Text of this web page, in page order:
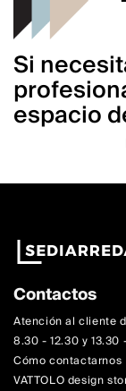
Si
espacio
Contactos
Atención al cliente
8.30 - 12.30 y 13.30
Cómo contactarnos
VATTOLO design